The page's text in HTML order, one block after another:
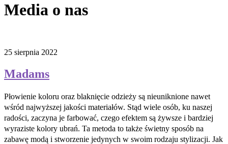
Media o nas
25 sierpnia 2022
Madams
Płowienie koloru oraz blaknięcie odzieży są nieuniknione nawet
wśród najwyższej jakości materiałów. Stąd wiele osób, ku naszej
radości, zaczyna je farbować, czego efektem są żywsze i bardziej
wyraziste kolory ubrań. Ta metoda to także świetny sposób na
zabawę modą i stworzenie jedynych w swoim rodzaju stylizacji. Jak